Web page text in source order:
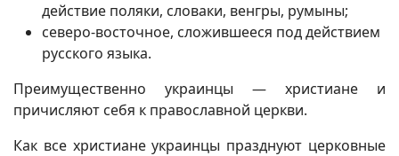
действие поляки, словаки, венгры, румыны;
северо-восточное, сложившееся под действием
русского языка.
Преимущественно украинцы — христиане и
причисляют себя к православной церкви.
Как все христиане украинцы празднуют церковные